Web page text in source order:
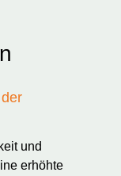
und
erhöhte